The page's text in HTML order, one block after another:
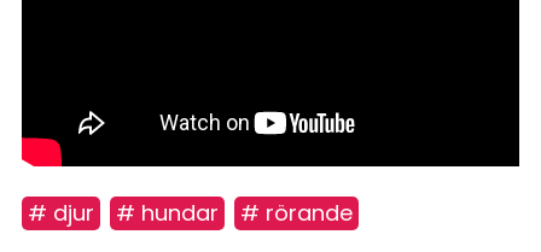
# djur # hundar # rörande